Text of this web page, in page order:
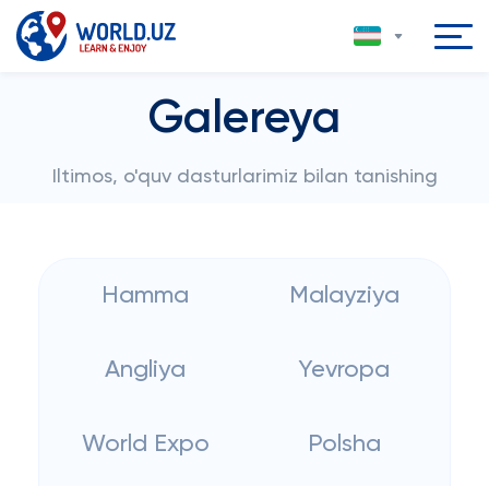
Galereya
Iltimos, o'quv dasturlarimiz bilan tanishing
Hamma Malayziya
Angliya Yevropa
World Expo Polsha